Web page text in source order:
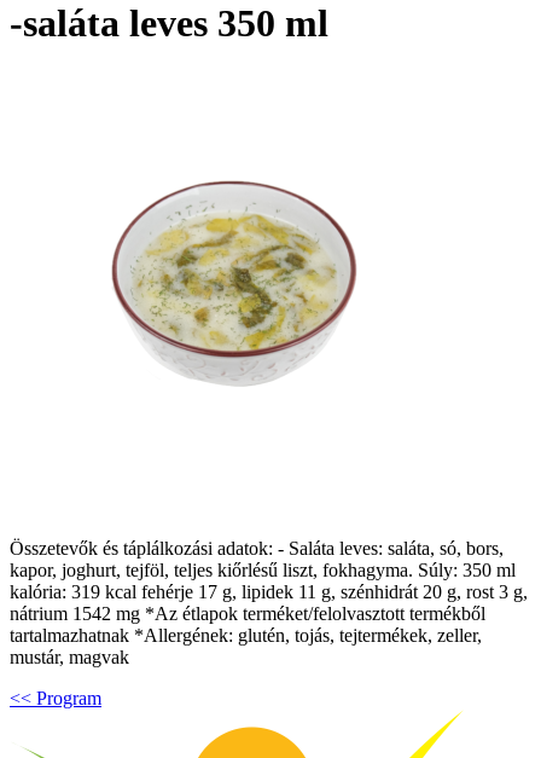
-saláta leves 350 ml
Összetevők és táplálkozási adatok: - Saláta leves: saláta, só, bors,
kapor, joghurt, tejföl, teljes kiőrlésű liszt, fokhagyma. Súly: 350 ml
kalória: 319 kcal fehérje 17 g, lipidek 11 g, szénhidrát 20 g, rost 3 g,
nátrium 1542 mg *Az étlapok terméket/felolvasztott termékből
tartalmazhatnak *Allergének: glutén, tojás, tejtermékek, zeller,
mustár, magvak
<< Program